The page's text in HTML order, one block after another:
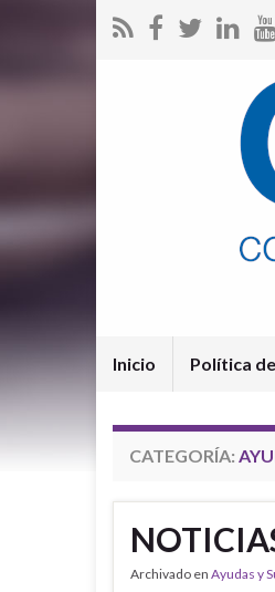
Inicio Política
CATEGORÍA:
Archivado en Ayudas y